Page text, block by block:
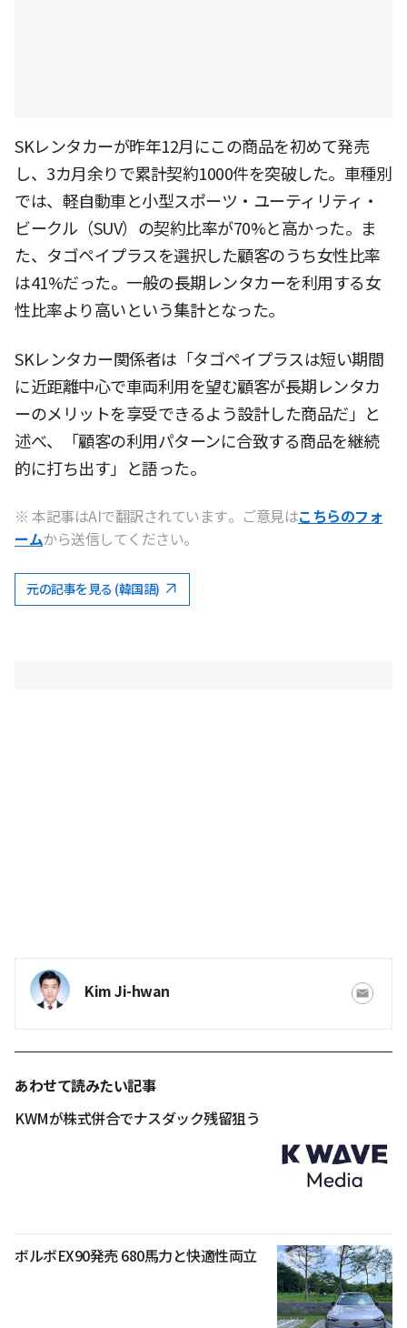
SKレンタカーが昨年12月にこの商品を初めて発売
し、3カ月余りで累計契約1000件を突破した。車種別
では、軽自動車と小型スポーツ・ユーティリティ・
ビークル（SUV）の契約比率が70%と高かった。ま
た、タゴペイプラスを選択した顧客のうち女性比率
は41%だった。一般の長期レンタカーを利用する女
性比率より高いという集計となった。
SKレンタカー関係者は「タゴペイプラスは短い期間
に近距離中心で車両利用を望む顧客が長期レンタカ
ーのメリットを享受できるよう設計した商品だ」と
述べ、「顧客の利用パターンに合致する商品を継続
的に打ち出す」と語った。
※ 本記事はAIで翻訳されています。ご意見はこちらのフォ
ームから送信してください。
元の記事を見る (韓国語)
Kim Ji-hwan
あわせて読みたい記事
KWMが株式併合でナスダック残留狙う
ボルボEX90発売 680馬力と快適性両立